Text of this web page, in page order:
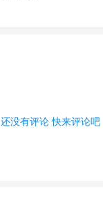
还没有评论 快来评论吧